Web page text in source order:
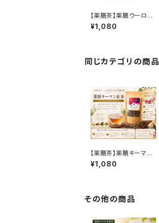
【薬膳茶】薬膳ウーロン
茶 50g｜ローズヒップ・
枸杞子・ジャスミン配合
¥1,080
同じカテゴリの商品
【薬膳茶】薬膳キーマン
紅茶 50g｜生姜・シナ
モン・陳皮配合｜身体を
¥1,080
その他の商品